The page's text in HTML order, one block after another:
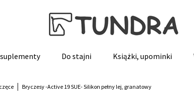
suplementy Do stajni Książki, upominki
Bryczesy -Active 19 SUE- Silikon pełny lej, granatowy